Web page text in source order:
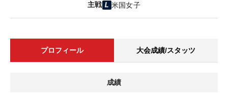
主戦 米国女子
プロフィール 大会成績/スタッツ
成績